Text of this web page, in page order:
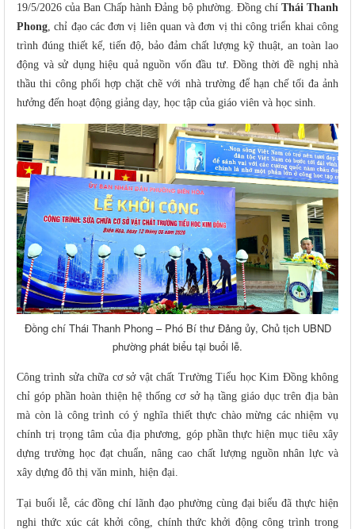
19/5/2026 của Ban Chấp hành Đảng bộ phường. Đồng chí Thái Thanh
Phong , chỉ đạo các đơn vị liên quan và đơn vị thi công triển khai công
trình đúng thiết kế, tiến độ, bảo đảm chất lượng kỹ thuật, an toàn lao
động và sử dụng hiệu quả nguồn vốn đầu tư. Đồng thời đề nghị nhà
thầu thi công phối hợp chặt chẽ với nhà trường để hạn chế tối đa ảnh
hưởng đến hoạt động giảng dạy, học tập của giáo viên và học sinh.
Đồng chí Thái Thanh Phong – Phó Bí thư Đảng ủy, Chủ tịch UBND
phường phát biểu tại buổi lễ.
Công trình sửa chữa cơ sở vật chất Trường Tiểu học Kim Đồng không
chỉ góp phần hoàn thiện hệ thống cơ sở hạ tầng giáo dục trên địa bàn
mà còn là công trình có ý nghĩa thiết thực chào mừng các nhiệm vụ
chính trị trọng tâm của địa phương, góp phần thực hiện mục tiêu xây
dựng trường học đạt chuẩn, nâng cao chất lượng nguồn nhân lực và
xây dựng đô thị văn minh, hiện đại.
Tại buổi lễ, các đồng chí lãnh đạo phường cùng đại biểu đã thực hiện
nghi thức xúc cát khởi công, chính thức khởi động công trình trong